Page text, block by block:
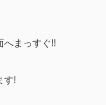
へまっすぐ!!
す!